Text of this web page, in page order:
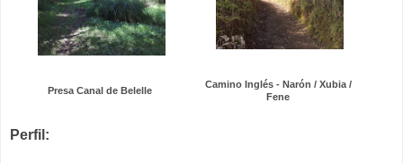
Presa Canal de Belelle
Camino Inglés - Narón / Xubia /
Fene
Perfil: